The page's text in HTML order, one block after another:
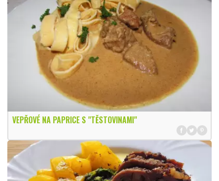
VEPŘOVÉ NA PAPRICE S "TĚSTOVINAMI"